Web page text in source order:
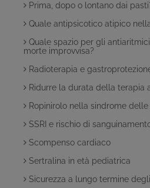
Prima, dopo o lontano dai
Quale antipsicotico atipico
Quale spazio per gli
morte improvvisa?
Radioterapia e
Ridurre la durata della terapia
Ropinirolo nella sindrome
SSRI e rischio di
Scompenso cardiaco
Sertralina in età pediatrica
Sicurezza a lungo termine